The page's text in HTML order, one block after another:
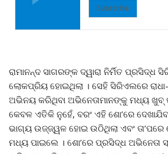
Subscribe
ରାମାନନ୍ଦ ସାଗରଙ୍କ ଦ୍ୱାରା ନିର୍ମିତ ପ୍ରସିଦ୍ଧ
ଲୋକପ୍ରିୟ ହୋଇଥିଲା । ସେହି ସିରିଏଲରେ
ଅଭିନୟ କରିଥିବା ଅଭିନେତାମାନଙ୍କୁ ମଧ୍ୟ ଖୁବ୍
କେବଳ ଏତିକି ନୁହେଁ, ବରଂ ଏହି ଶୋ’ରେ
ଭାଗ୍ୟ ଉଜ୍ଜ୍ୱଳ ହୋଇ ଉଠିଥିଲା ଏବଂ
ମଧ୍ୟ ପାଇଲେ । ଶୋ’ରେ ପ୍ରସିଦ୍ଧ